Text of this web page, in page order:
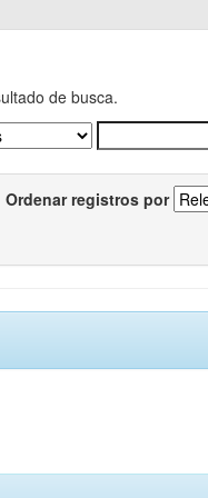
de busca.
Ordenar registros por